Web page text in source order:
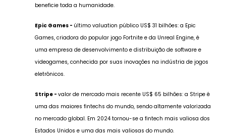
beneficie toda a humanidade.
Epic Games - último valuation público US$ 31 bilhões: a Epic
Games, criadora do popular jogo Fortnite e da Unreal Engine, é
uma empresa de desenvolvimento e distribuição de software e
videogames, conhecida por suas inovações na indústria de jogos
eletrônicos.
Stripe - valor de mercado mais recente US$ 65 bilhões: a Stripe é
uma das maiores fintechs do mundo, sendo altamente valorizada
no mercado global. Em 2024 tornou-se a fintech mais valiosa dos
Estados Unidos e uma das mais valiosas do mundo​.